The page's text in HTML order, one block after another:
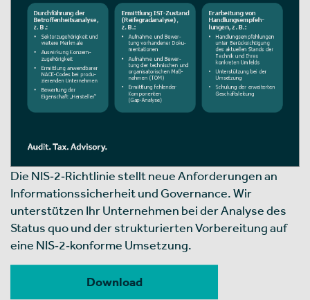
Die NIS‑2‑Richtlinie stellt neue Anforderungen an
Informationssicherheit und Governance. Wir
unterstützen Ihr Unternehmen bei der Analyse des
Status quo und der strukturierten Vorbereitung auf
eine NIS‑2‑konforme Umsetzung.
Download